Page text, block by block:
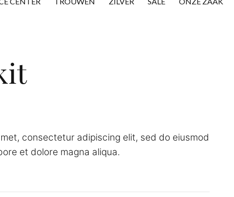
consectetur adipiscing elit, sed do eiusmod
et dolore magna aliqua.